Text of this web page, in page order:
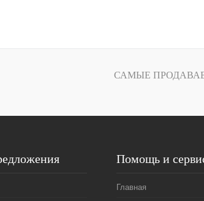
Купить в 1 клик Сравнение
САМЫЕ
Помощь и
Главная